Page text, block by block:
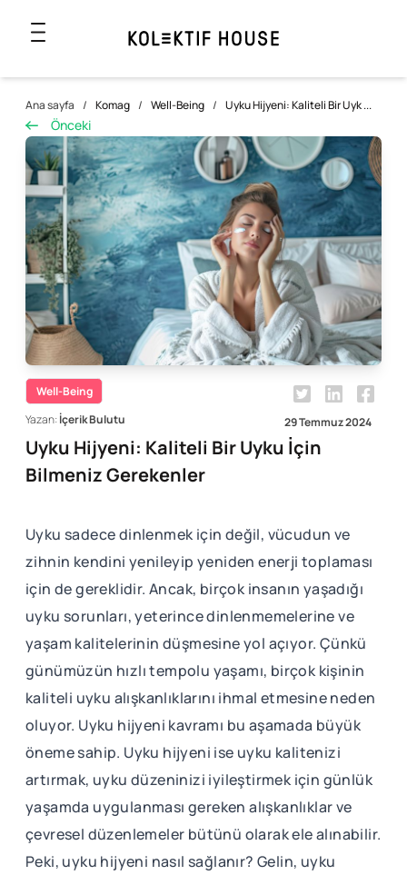
Ana sayfa / Komag / Well-Being / Uyku Hijyeni: Kaliteli Bir Uyk ...
Önceki
Well-Being
Yazan:İçerik Bulutu 29 Temmuz 2024
Uyku Hijyeni: Kaliteli Bir Uyku İçin
Bilmeniz Gerekenler
Uyku sadece dinlenmek için değil, vücudun ve
zihnin kendini yenileyip yeniden enerji toplaması
için de gereklidir. Ancak, birçok insanın yaşadığı
uyku sorunları, yeterince dinlenmemelerine ve
yaşam kalitelerinin düşmesine yol açıyor. Çünkü
günümüzün hızlı tempolu yaşamı, birçok kişinin
kaliteli uyku alışkanlıklarını ihmal etmesine neden
oluyor. Uyku hijyeni kavramı bu aşamada büyük
öneme sahip. Uyku hijyeni ise uyku kalitenizi
artırmak, uyku düzeninizi iyileştirmek için günlük
yaşamda uygulanması gereken alışkanlıklar ve
çevresel düzenlemeler bütünü olarak ele alınabilir.
Peki, uyku hijyeni nasıl sağlanır? Gelin, uyku